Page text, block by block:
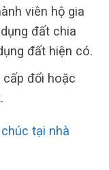
viên hộ gia
đất chia
đất hiện có.
đổi hoặc
tại nhà